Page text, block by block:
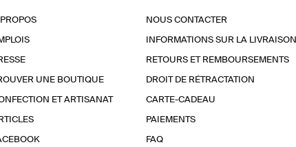
UNE BOUTIQUE
ET ARTISANAT
NOUS CONTACTER
INFORMATIONS SUR LA LIVRAISON
RETOURS ET REMBOURSEMENTS
DROIT DE RÉTRACTATION
CARTE-CADEAU
PAIEMENTS
FAQ